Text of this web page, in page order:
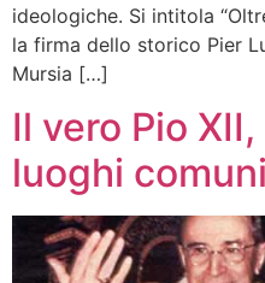
ideologiche. Si intitola
la firma dello storico Pier
Mursia […]
Il vero Pio
luoghi